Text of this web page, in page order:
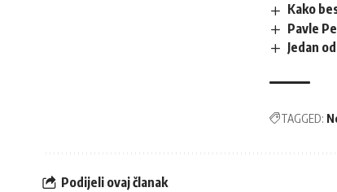
Kako
Pavle
Jedan
TAGGED:
Podijeli ovaj članak